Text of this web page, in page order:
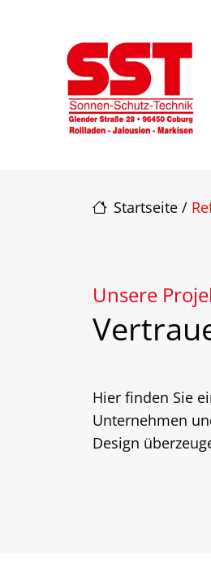
Hauptnavigation
Startseite /
Unsere
Hier finden Sie
Unternehmen
Design